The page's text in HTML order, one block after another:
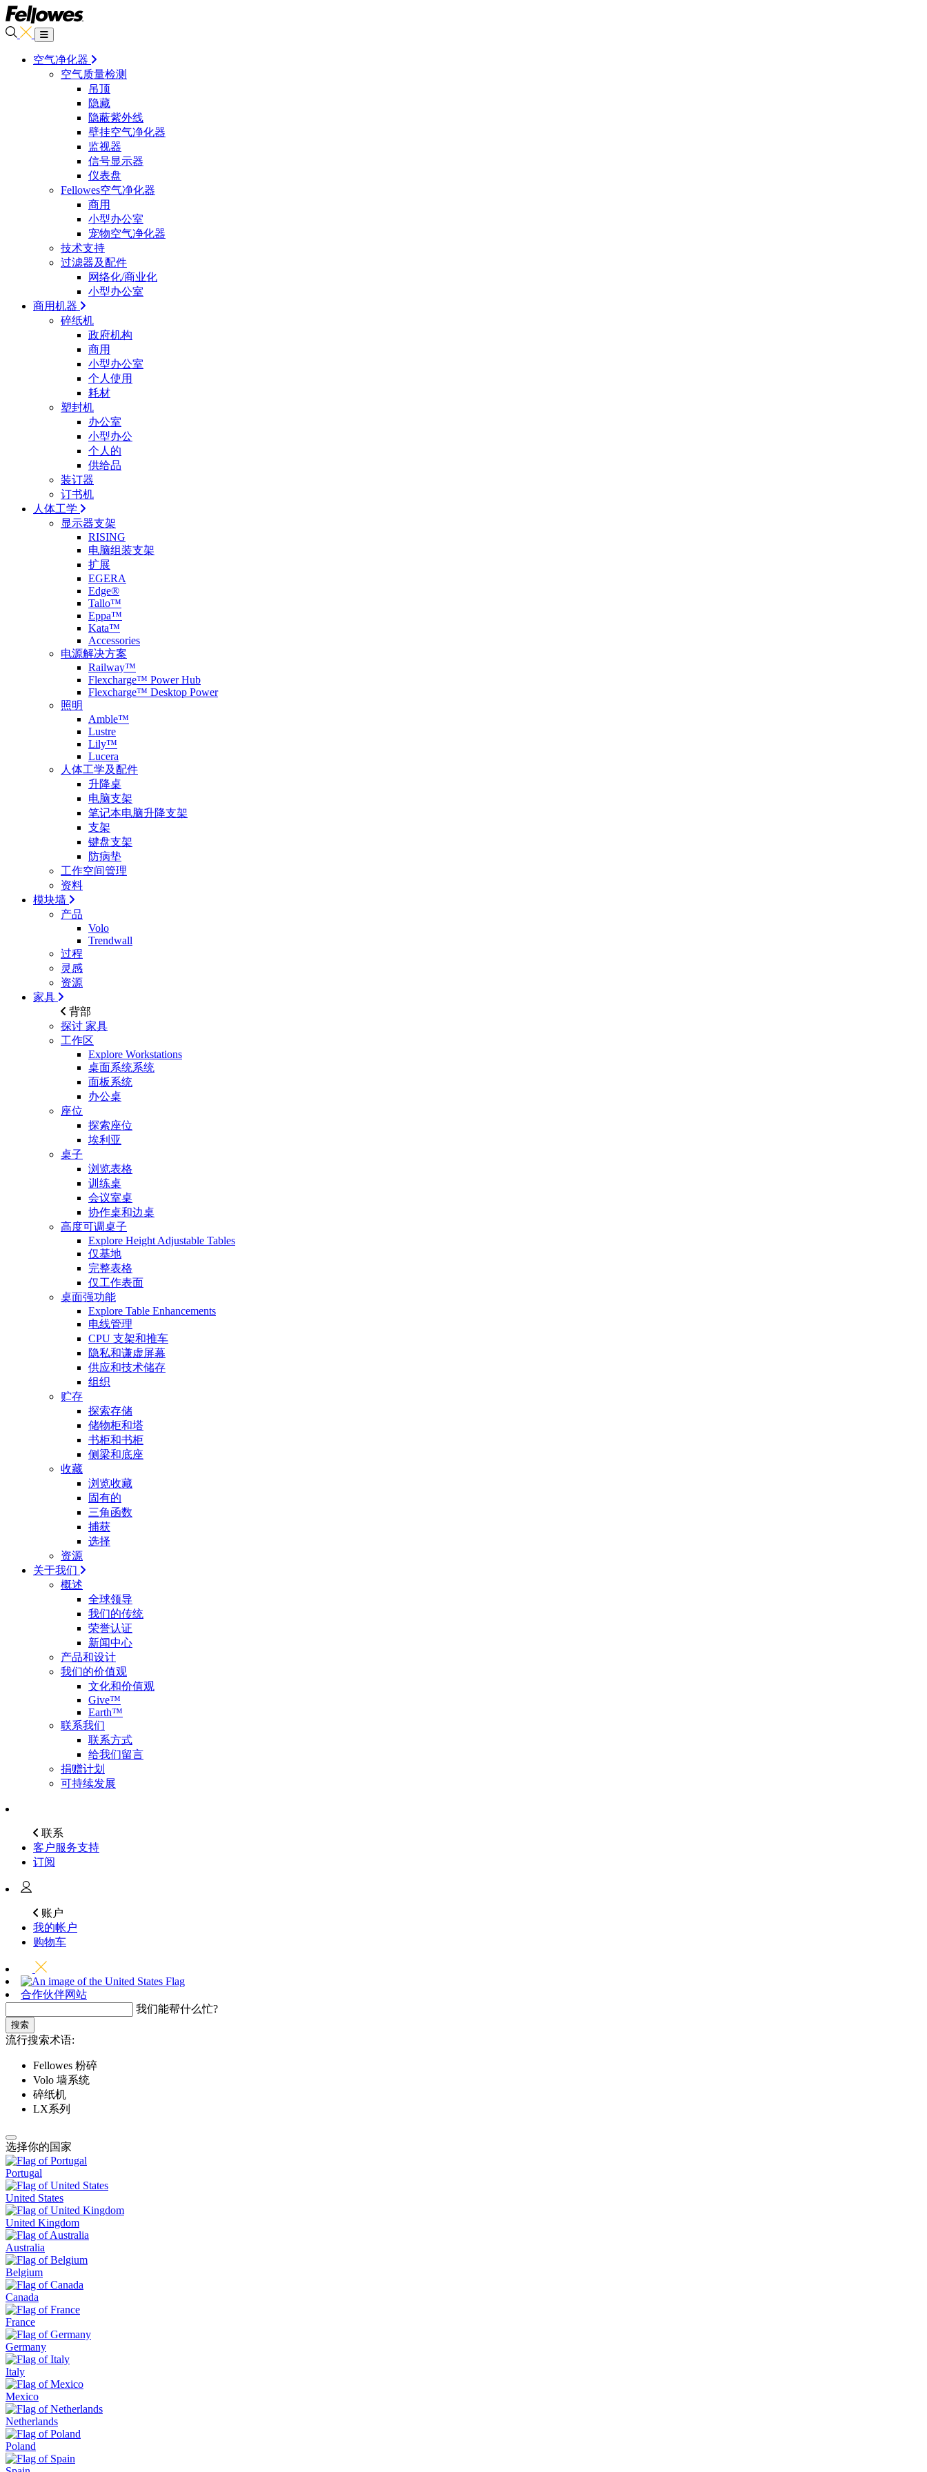
空气净化器
空气质量检测
吊顶
隐藏
隐蔽紫外线
壁挂空气净化器
监视器
信号显示器
仪表盘
Fellowes空气净化器
商用
小型办公室
宠物空气净化器
技术支持
过滤器及配件
网络化/商业化
小型办公室
商用机器
碎纸机
政府机构
商用
小型办公室
个人使用
耗材
塑封机
办公室
小型办公
个人的
供给品
装订器
订书机
人体工学
显示器支架
RISING
电脑组装支架
扩展
EGERA
Edge®
Tallo™
Eppa™
Kata™
Accessories
电源解决方案
Railway™
Flexcharge™ Power Hub
Flexcharge™ Desktop Power
照明
Amble™
Lustre
Lily™
Lucera
人体工学及配件
升降桌
电脑支架
笔记本电脑升降支架
支架
键盘支架
防病垫
工作空间管理
资料
模块墙
产品
Volo
Trendwall
过程
灵感
资源
家具
背部
探讨 家具
工作区
Explore Workstations
桌面系统系统
面板系统
办公桌
座位
探索座位
埃利亚
桌子
浏览表格
训练桌
会议室桌
协作桌和边桌
高度可调桌子
Explore Height Adjustable Tables
仅基地
完整表格
仅工作表面
桌面强功能
Explore Table Enhancements
电线管理
CPU 支架和推车
隐私和谦虚屏幕
供应和技术储存
组织
贮存
探索存储
储物柜和塔
书柜和书柜
侧梁和底座
收藏
浏览收藏
固有的
三角函数
捕获
选择
资源
关于我们
概述
全球领导
我们的传统
荣誉认证
新闻中心
产品和设计
我们的价值观
文化和价值观
Give™
Earth™
联系我们
联系方式
给我们留言
捐赠计划
可持续发展
联系
客户服务支持
订阅
账户
我的帐户
购物车
合作伙伴网站
我们能帮什么忙?
搜索
流行搜索术语:
Fellowes 粉碎
Volo 墙系统
碎纸机
LX系列
选择你的国家
Portugal
United States
United Kingdom
Australia
Belgium
Canada
France
Germany
Italy
Mexico
Netherlands
Poland